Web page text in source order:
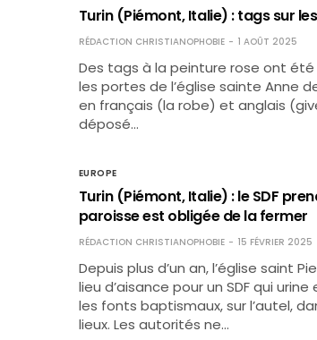
Turin (Piémont, Italie) : tags sur
RÉDACTION CHRISTIANOPHOBIE 1 AOÛT 2025
Des tags à la peinture rose ont
les portes de l’église sainte Anne
en français (la robe) et anglais
déposé…
EUROPE
Turin (Piémont, Italie) : le SDF
paroisse est obligée de la fermer
RÉDACTION CHRISTIANOPHOBIE 15 FÉVRIER 2025
Depuis plus d’un an, l’église saint
lieu d’aisance pour un SDF qui
les fonts baptismaux, sur l’autel,
lieux. Les autorités ne…